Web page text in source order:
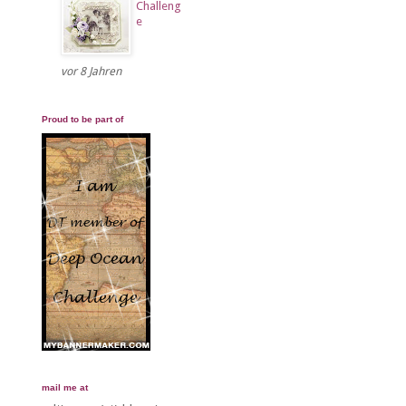
Challeng
e
vor 8 Jahren
Proud to be part of
mail me at